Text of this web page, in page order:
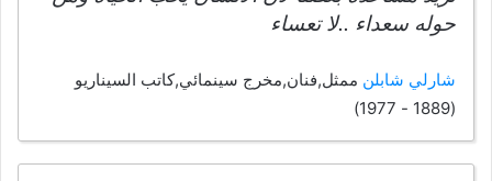
حوله سعداء ..لا تعساء
شارلي شابلن ممثل,فنان,مخرج سينمائي,كاتب السيناريو
(1889 - 1977)